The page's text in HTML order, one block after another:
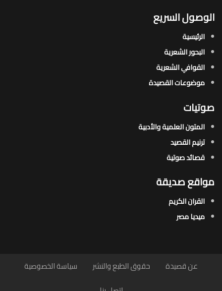
الوصول السريع
الرئيسية
البحور الشعرية​
القوافي الشعرية​
موضوعات القصيدة​
صوتيات
المتون العلمية والأدبية
ترنيم القصيد
قصائد صوتية
مواقع صديقة
القران الكريم
ميديا مصر
عن قصيدة حقوق الطبع والنشر
سياسة الخصوصية